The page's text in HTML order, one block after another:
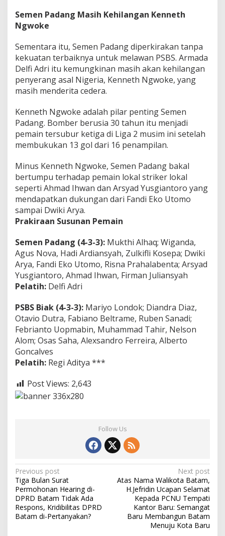
i
P
r
e
d
i
s
i
a
k
l
S
e
r
u
Semen Padang Masih Kehilangan Kenneth
Ngwoke
Sementara itu, Semen Padang diperkirakan tanpa
kekuatan terbaiknya untuk melawan PSBS. Armada
Delfi Adri itu kemungkinan masih akan kehilangan
penyerang asal Nigeria, Kenneth Ngwoke, yang
masih menderita cedera.
Kenneth Ngwoke adalah pilar penting Semen
Padang. Bomber berusia 30 tahun itu menjadi
pemain tersubur ketiga di Liga 2 musim ini setelah
membukukan 13 gol dari 16 penampilan.
Minus Kenneth Ngwoke, Semen Padang bakal
bertumpu terhadap pemain lokal striker lokal
seperti Ahmad Ihwan dan Arsyad Yusgiantoro yang
mendapatkan dukungan dari Fandi Eko Utomo
sampai Dwiki Arya.
Prakiraan Susunan Pemain
Semen Padang (4-3-3): Mukthi Alhaq; Wiganda,
Agus Nova, Hadi Ardiansyah, Zulkifli Kosepa; Dwiki
Arya, Fandi Eko Utomo, Risna Prahalabenta; Arsyad
Yusgiantoro, Ahmad Ihwan, Firman Juliansyah
Pelatih: Delfi Adri
PSBS Biak (4-3-3): Mariyo Londok; Diandra Diaz,
Otavio Dutra, Fabiano Beltrame, Ruben Sanadi;
Febrianto Uopmabin, Muhammad Tahir, Nelson
Alom; Osas Saha, Alexsandro Ferreira, Alberto
Goncalves
Pelatih: Regi Aditya ***
Post Views: 2,643
Follow Us
P
o
s
t
Previous post
Tiga Bulan Surat
Permohonan Hearing di-
DPRD Batam Tidak Ada
Respons, Kridibilitas DPRD
Batam di-Pertanyakan?
Next post
Atas Nama Walikota Batam,
H.Jefridin Ucapan Selamat
Kepada PCNU Tempati
Kantor Baru: Semangat
Baru Membangun Batam
Menuju Kota Baru